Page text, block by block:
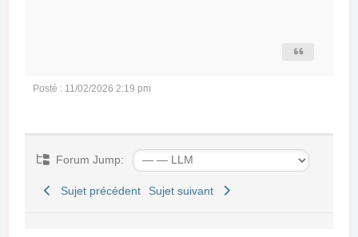
Posté : 11/02/2026 2:19 pm
Forum Jump:
Sujet précédent Sujet suivant